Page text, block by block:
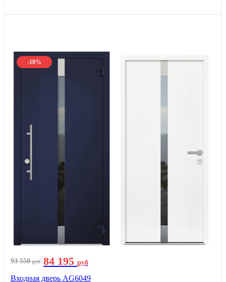
-10%
93 550руб 84 195 руб
Входная дверь AG6049